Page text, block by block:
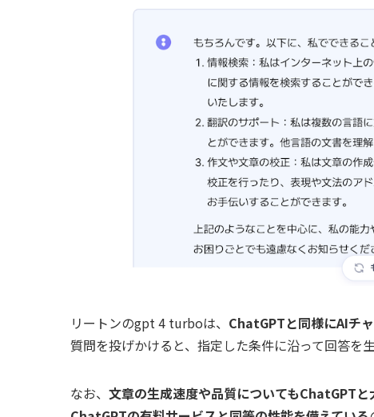
リートンのgpt 4 turboは、 ChatGPTと同様にAIチ
質問を投げかけると、指定した条件に沿って回答を
なお、 文章の生成速度や品質についてもChatGPT